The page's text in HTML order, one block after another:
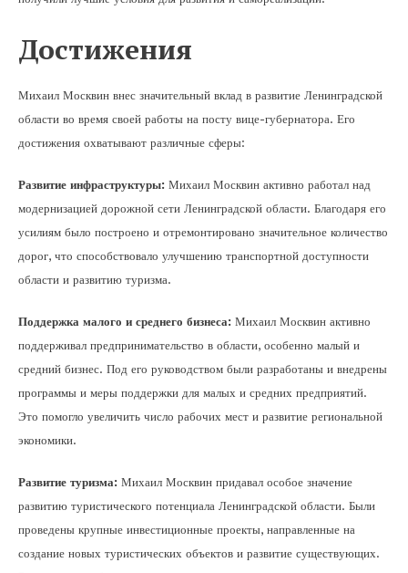
Достижения
Михаил Москвин внес значительный вклад в развитие Ленинградской
области во время своей работы на посту вице-губернатора. Его
достижения охватывают различные сферы:
Развитие инфраструктуры: Михаил Москвин активно работал над
модернизацией дорожной сети Ленинградской области. Благодаря его
усилиям было построено и отремонтировано значительное количество
дорог, что способствовало улучшению транспортной доступности
области и развитию туризма.
Поддержка малого и среднего бизнеса: Михаил Москвин активно
поддерживал предпринимательство в области, особенно малый и
средний бизнес. Под его руководством были разработаны и внедрены
программы и меры поддержки для малых и средних предприятий.
Это помогло увеличить число рабочих мест и развитие региональной
экономики.
Развитие туризма: Михаил Москвин придавал особое значение
развитию туристического потенциала Ленинградской области. Были
проведены крупные инвестиционные проекты, направленные на
создание новых туристических объектов и развитие существующих.